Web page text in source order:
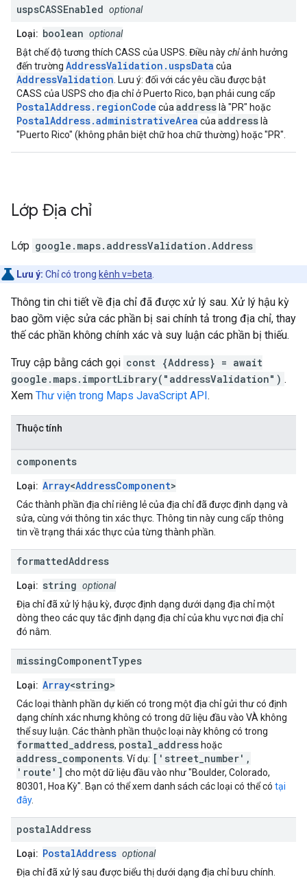
uspsCASSEnabled optional
Loại: boolean optional
Bật chế độ tương thích CASS của USPS. Điều nàychỉảnh hưởng
đến trường AddressValidation.uspsData của
AddressValidation. Lưu ý: đối với các yêu cầu được bật
CASS của USPS cho địa chỉ ở Puerto Rico, bạn phải cung cấp
PostalAddress.regionCode củaaddress là "PR" hoặc
PostalAddress.administrativeArea củaaddress là
"Puerto Rico" (không phân biệt chữ hoa chữ thường) hoặc "PR".
Lớp Địa chỉ
Lớp google.maps.addressValidation .Address
Lưu ý: Chỉ có trong kênh v=beta.
Thông tin chi tiết về địa chỉ đã được xử lý sau. Xử lý hậu kỳ
bao gồm việc sửa các phần bị sai chính tả trong địa chỉ, thay
thế các phần không chính xác và suy luận các phần bị thiếu.
Truy cập bằng cách gọi const {Address} = await
google.maps.importLibrary("addressValidation") .
Xem Thư viện trong Maps JavaScript API .
Thuộc tính
components
Loại: Array<AddressComponent>
Các thành phần địa chỉ riêng lẻ của địa chỉ đã được định dạng và
sửa, cùng với thông tin xác thực. Thông tin này cung cấp thông
tin về trạng thái xác thực của từng thành phần.
formattedAddress
Loại: string optional
Địa chỉ đã xử lý hậu kỳ, được định dạng dưới dạng địa chỉ một
dòng theo các quy tắc định dạng địa chỉ của khu vực nơi địa chỉ
đó nằm.
missingComponentTypes
Loại: Array<string>
Các loại thành phần dự kiến có trong một địa chỉ gửi thư có định
dạng chính xác nhưng không có trong dữ liệu đầu vào VÀ không
thể suy luận. Các thành phần thuộc loại này không có trong
formatted_address, postal_address hoặc
address_components. Ví dụ: ['street_number',
'route'] cho một dữ liệu đầu vào như "Boulder, Colorado,
80301, Hoa Kỳ". Bạn có thể xem danh sách các loại có thể có tại
đây.
postalAddress
Loại: PostalAddress optional
Địa chỉ đã xử lý sau được biểu thị dưới dạng địa chỉ bưu chính.